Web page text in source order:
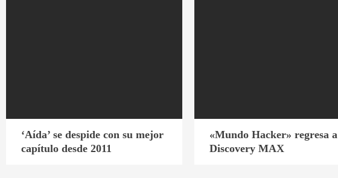
‘Aída’ se despide con su mejor
capítulo desde 2011
«Mundo Hacker» regresa a
Discovery MAX